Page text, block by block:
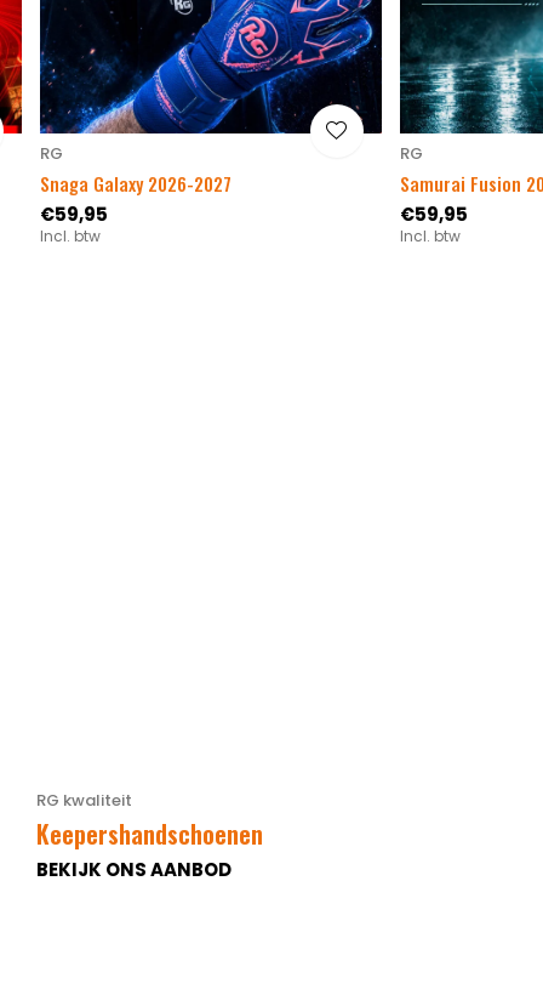
RG
Snaga Galaxy 2026-2027
€59,95
Incl. btw
RG
Samurai Fusion
€59,95
Incl. btw
RG kwaliteit
Keepershandschoenen
BEKIJK ONS AANBOD